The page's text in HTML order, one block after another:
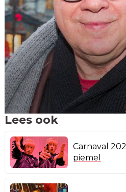
Lees ook
Carnaval
piemel